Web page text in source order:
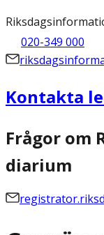
020-349 000
Kontakta
Frågor om
diarium